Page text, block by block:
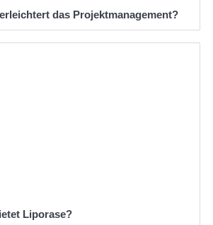
das Projektmanagement?
Liporase?